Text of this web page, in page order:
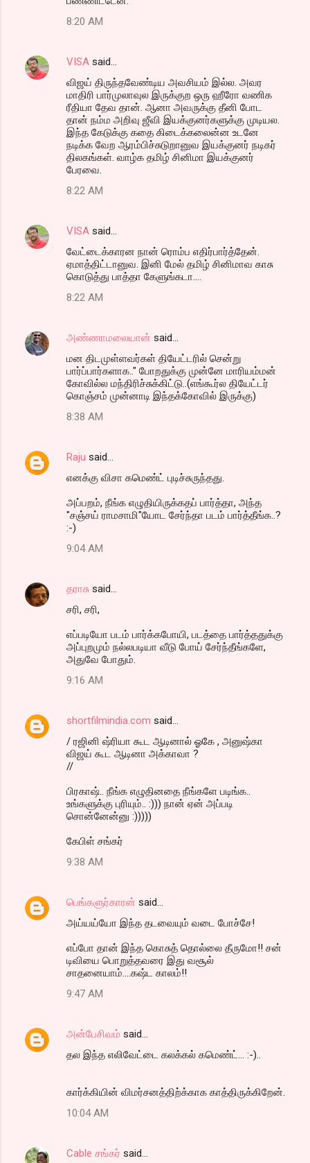
8:20 AM
VISA said…
விஜய் திருந்தவேண்டிய அவசியம் இல்ல. அவர
மாதிரி பார்முலாவுல இருக்குற ஒரு ஹீரோ வணிக
ரீதியா தேவ தான். ஆனா அவருக்கு தீனி போட
தான் நம்ம அறிவு ஜீவி இயக்குனர்களுக்கு முடியல.
இந்த கேடுக்கு கதை கிடைக்கலைன்ன உடனே
நடிக்க வேற ஆரம்பிச்சுடுறானுவ இயக்குனர் நடிகர்
திலகங்கள். வாழ்க தமிழ் சினிமா இயக்குனர்
பேரவை.
8:22 AM
VISA said…
வேட்டைக்காரன நான் ரொம்ப எதிர்பார்த்தேன்.
ஏமாத்திட்டானுவ. இனி மேல் தமிழ் சினிமாவ காசு
கொடுத்து பாத்தா கேளுங்கடா....
8:22 AM
அண்ணாமலையான் said…
மன திடமுள்ளவர்கள் தியேட்டரில் சென்று
பார்ப்பார்களாக.." போறதுக்கு முன்னே மாரியம்மன்
கோவில்ல மந்திரிச்சுக்கிட்டு..(எங்கூர்ல தியேட்டர்
கொஞ்சம் முன்னாடி இந்தக்கோவில் இருக்கு)
8:38 AM
Raju said…
எனக்கு விசா கமெண்ட் புடிச்சுருந்தது.
அப்பறம், நீங்க எழுதியிருக்கதப் பார்த்தா, அந்த
"சஞ்சய் ராமசாமி"யோட சேர்ந்தா படம் பார்த்தீங்க..?
:-)
9:04 AM
தராசு said…
சரி, சரி,
எப்படியோ படம் பார்க்கபோயி, படத்தை பார்த்ததுக்கு
அப்புறமும் நல்லபடியா வீடு போய் சேர்ந்தீங்களே,
அதுவே போதும்.
9:16 AM
shortfilmindia.com said…
/ ரஜினி ஷ்ரியா கூட ஆடினால் ஓகே , அனுஷ்கா
விஜய் கூட ஆடினா அக்காவா ?
//
பிரகாஷ்.. நீங்க எழுதினதை நீங்களே படிங்க..
உங்களுக்கு புரியும்.. :))) நான் ஏன் அப்படி
சொன்னேன்னு :)))))
கேபிள் சங்கர்
9:38 AM
பெங்களுர்காரன் said…
அய்யய்யோ இந்த தடவையும் வடை போச்சே!
எப்போ தான் இந்த கொசுத் தொல்லை தீருமோ!! சன்
டிவியை பொறுத்தவரை இது வசூல்
சாதனையாம்....கஷ்ட காலம்!!
9:47 AM
அன்பேசிவம் said…
தல இந்த எலிவேட்டை கலக்கல் கமெண்ட்... :-)..
கார்க்கியின் விமர்சனத்திற்க்காக காத்திருக்கிறேன்.
10:04 AM
Cable சங்கர் said…